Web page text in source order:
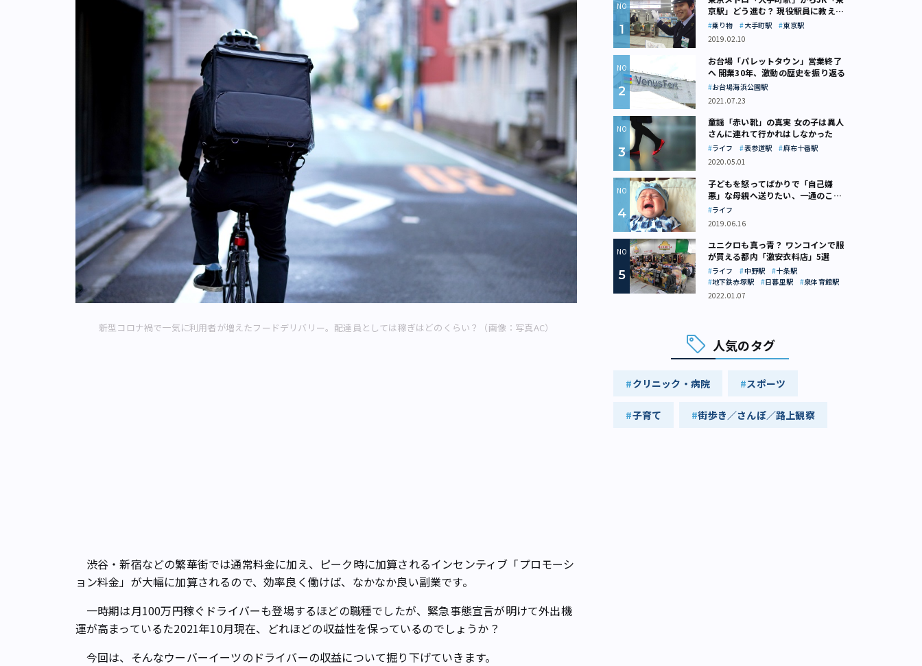
新型コロナ禍で一気に利用者が増えたフードデリバリー。配達員としては稼ぎはどのくらい？（画像：写真AC）
渋谷・新宿などの繁華街では通常料金に加え、ピーク時に加算されるインセンティブ「プロモーシ
ョン料金」が大幅に加算されるので、効率良く働けば、なかなか良い副業です。
一時期は月100万円稼ぐドライバーも登場するほどの職種でしたが、緊急事態宣言が明けて外出機
運が高まっているた2021年10月現在、どれほどの収益性を保っているのでしょうか？
今回は、そんなウーバーイーツのドライバーの収益について掘り下げていきます。
京駅」どう進む？ 現役駅員に教えて
もらいました
乗り物 大手町駅
東京駅
2019.02.10
お台場「パレットタウン」営業終了
へ 開業30年、激動の歴史を振り返る
お台場海浜公園駅
2021.07.23
童謡「赤い靴」の真実 女の子は異人
さんに連れて行かれはしなかった
ライフ 表参道駅
麻布十番駅
2020.05.01
子どもを怒ってばかりで「自己嫌
悪」な母親へ送りたい、一通のここ
ろの処方箋
ライフ
2019.06.16
ユニクロも真っ青？ ワンコインで服
が買える都内「激安衣料店」5選
ライフ 中野駅
十条駅
地下鉄赤塚駅
日暮里駅
泉体育館駅
2022.01.07
人気のタグ
クリニック・病院 スポーツ
子育て 街歩き／さんぽ／路上観察